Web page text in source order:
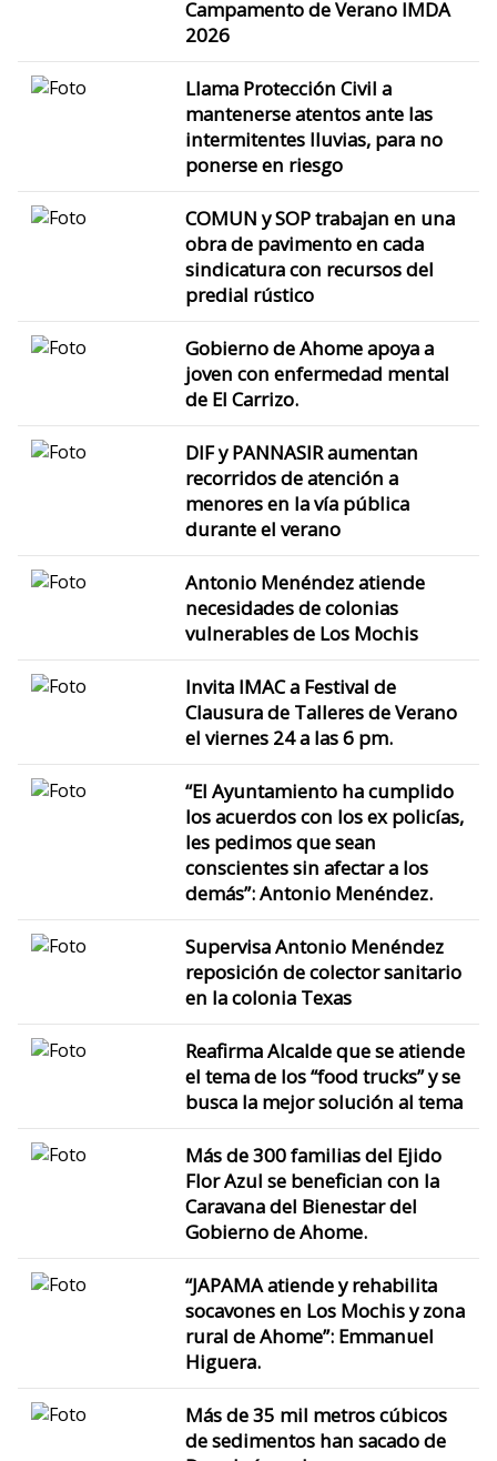
Campamento de Verano IMDA
2026
Llama Protección Civil a
mantenerse atentos ante las
intermitentes lluvias, para no
ponerse en riesgo
COMUN y SOP trabajan en una
obra de pavimento en cada
sindicatura con recursos del
predial rústico
Gobierno de Ahome apoya a
joven con enfermedad mental
de El Carrizo.
DIF y PANNASIR aumentan
recorridos de atención a
menores en la vía pública
durante el verano
Antonio Menéndez atiende
necesidades de colonias
vulnerables de Los Mochis
Invita IMAC a Festival de
Clausura de Talleres de Verano
el viernes 24 a las 6 pm.
“El Ayuntamiento ha cumplido
los acuerdos con los ex policías,
les pedimos que sean
conscientes sin afectar a los
demás”: Antonio Menéndez.
Supervisa Antonio Menéndez
reposición de colector sanitario
en la colonia Texas
Reafirma Alcalde que se atiende
el tema de los “food trucks” y se
busca la mejor solución al tema
Más de 300 familias del Ejido
Flor Azul se benefician con la
Caravana del Bienestar del
Gobierno de Ahome.
“JAPAMA atiende y rehabilita
socavones en Los Mochis y zona
rural de Ahome”: Emmanuel
Higuera.
Más de 35 mil metros cúbicos
de sedimentos han sacado de